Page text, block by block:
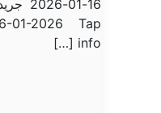
01-2026 Tap
info […]